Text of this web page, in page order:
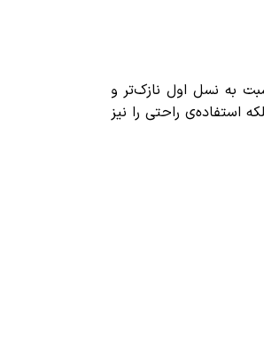
به نسل اول نازک‌تر و
راحتی را نیز